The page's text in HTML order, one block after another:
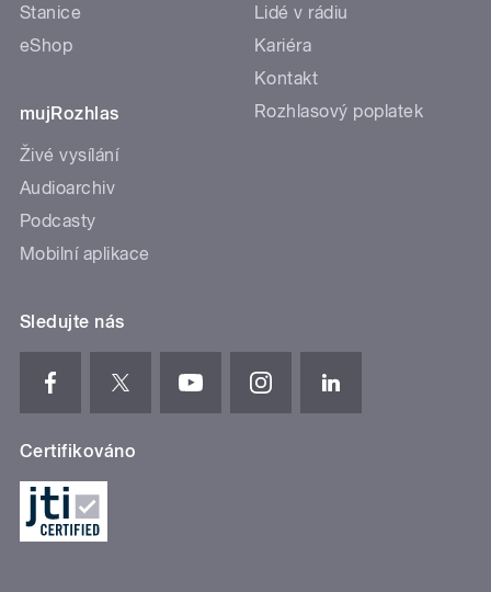
Stanice
eShop
mujRozhlas
Živé vysílání
Audioarchiv
Podcasty
Mobilní aplikace
Lidé v rádiu
Kariéra
Kontakt
Rozhlasový poplatek
Sledujte nás
Certifikováno